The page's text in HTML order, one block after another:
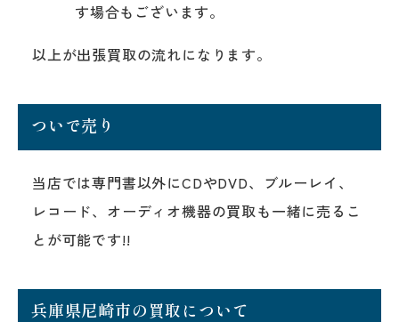
す場合もございます。
以上が出張買取の流れになります。
ついで売り
当店では専門書以外にCDやDVD、ブルーレイ、
レコード、オーディオ機器の買取も一緒に売るこ
とが可能です!!
兵庫県尼崎市の買取について